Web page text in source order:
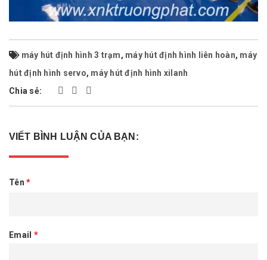
máy hút định hình 3 trạm, máy hút định hình liên hoàn, máy
hút định hình servo, máy hút định hình xilanh
Chia sẻ:
VIẾT BÌNH LUẬN CỦA BẠN:
Tên *
Email *